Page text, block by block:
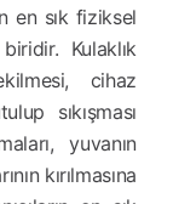
en sık fiziksel
Kulaklık
cihaz
sıkışması
yuvanın
kırılmasına